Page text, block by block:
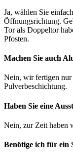
Ja, wählen Sie
Öffnungsrichtung.
Tor als Doppeltor
Pfosten.
Machen Sie auch
Nein, wir fertigen nur
Pulverbeschichtung.
Haben Sie eine
Nein, zur Zeit haben
Benötige ich für ein